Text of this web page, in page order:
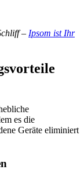
– Ipsom ist Ihr
es die
Geräte eliminiert